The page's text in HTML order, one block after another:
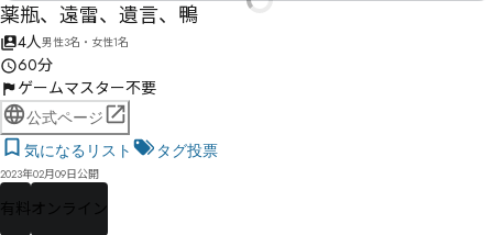
薬瓶、遠雷、遺言、鴨
4人男性3名・女性1名
60分
ゲームマスター不要
公式ページ
気になるリスト
タグ投票
2023年02月09日公開
有料 オンライン